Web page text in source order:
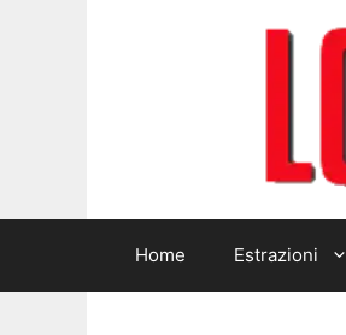
Home Estrazioni